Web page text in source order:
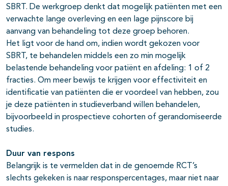
SBRT. De werkgroep denkt dat mogelijk patiënten met een
verwachte lange overleving en een lage pijnscore bij
aanvang van behandeling tot deze groep behoren.
Het ligt voor de hand om, indien wordt gekozen voor
SBRT, te behandelen middels een zo min mogelijk
belastende behandeling voor patiënt en afdeling: 1 of 2
fracties. Om meer bewijs te krijgen voor effectiviteit en
identificatie van patiënten die er voordeel van hebben, zou
je deze patiënten in studieverband willen behandelen,
bijvoorbeeld in prospectieve cohorten of gerandomiseerde
studies.
Duur van respons
Belangrijk is te vermelden dat in de genoemde RCT’s
slechts gekeken is naar responspercentages, maar niet naar